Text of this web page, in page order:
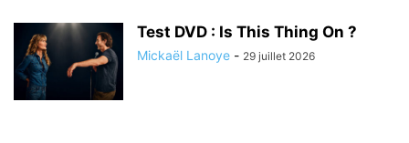
Test DVD : Is This Thing On ?
Mickaël Lanoye - 29 juillet 2026